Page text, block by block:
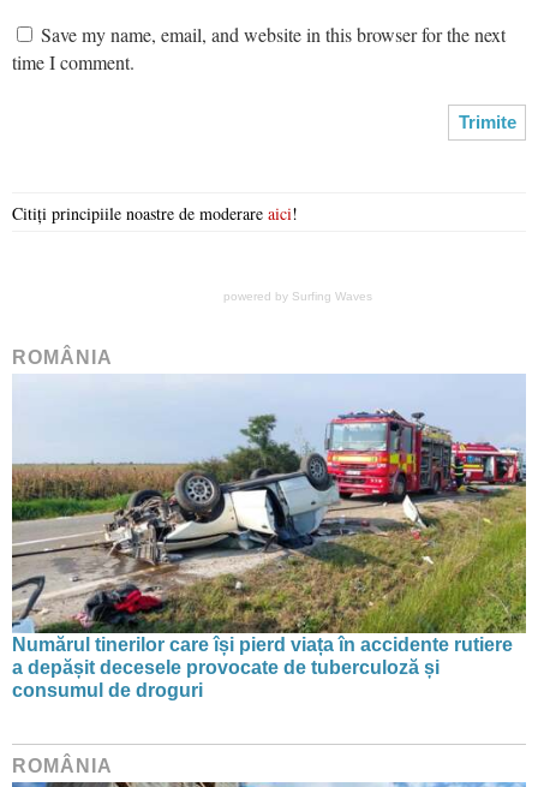
Save my name, email, and website in this browser for the next
time I comment.
Citiți principiile noastre de moderare aici!
powered by Surfing Waves
ROMÂNIA
Numărul tinerilor care își pierd viața în accidente rutiere
a depășit decesele provocate de tuberculoză și
consumul de droguri
ROMÂNIA